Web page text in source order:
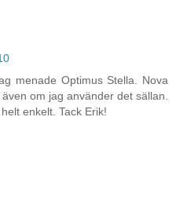
menade Optimus Stella. Nova
om jag använder det sällan.
enkelt. Tack Erik!